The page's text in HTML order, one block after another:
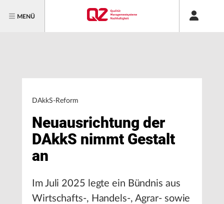
MENÜ
DAkkS-Reform
Neuausrichtung der
DAkkS nimmt Gestalt
an
Im Juli 2025 legte ein Bündnis aus
Wirtschafts-, Handels-, Agrar- sowie